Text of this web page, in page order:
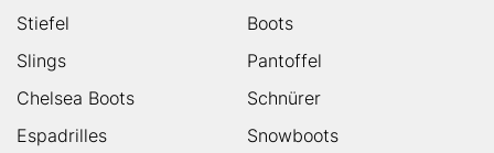
Stiefel
Boots
Slings
Pantoffel
Chelsea Boots
Schnürer
Espadrilles
Snowboots